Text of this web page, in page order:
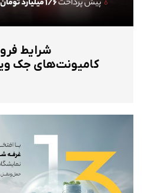
شرایط
کامیونت‌های جک ویژه